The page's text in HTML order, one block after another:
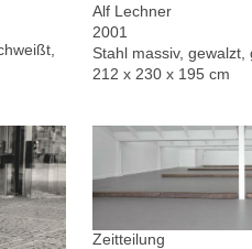
Alf Lechner
2001
Stahl massiv, gewalzt,
212 x 230 x 195 cm
Zeitteilung